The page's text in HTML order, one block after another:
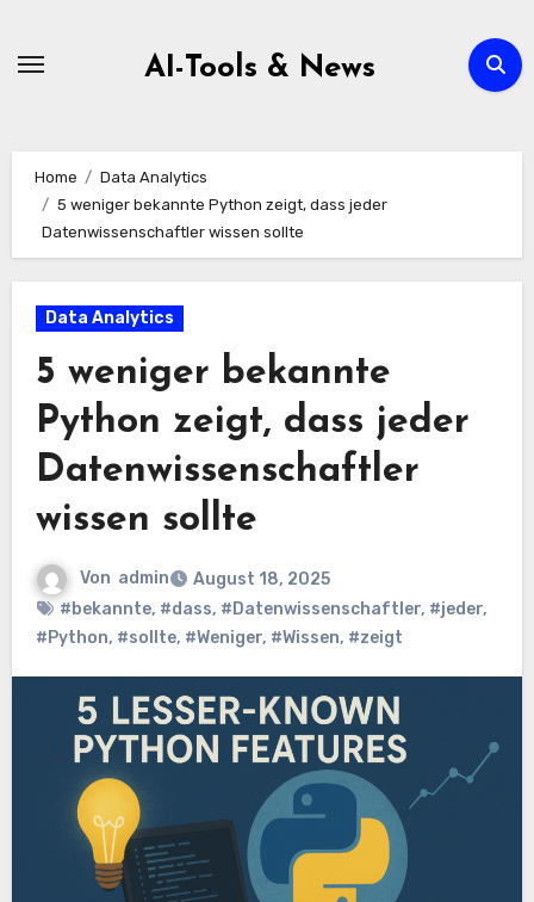
AI-Tools & News
Home
Data Analytics
5 weniger bekannte Python zeigt, dass jeder
Datenwissenschaftler wissen sollte
Data Analytics
5 weniger bekannte
Python zeigt, dass jeder
Datenwissenschaftler
wissen sollte
Von admin
August 18, 2025
#bekannte, #dass, #Datenwissenschaftler, #jeder,
#Python, #sollte, #Weniger, #Wissen, #zeigt